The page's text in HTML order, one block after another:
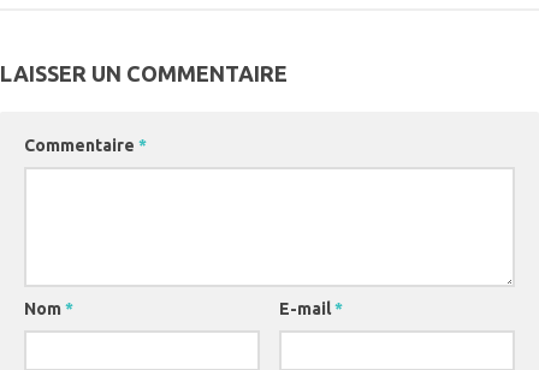
LAISSER UN COMMENTAIRE
Commentaire *
Nom * E-mail*